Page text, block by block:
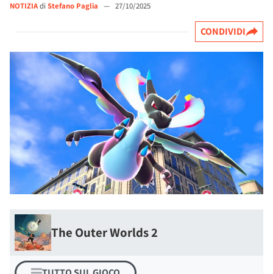
NOTIZIAdi Stefano Paglia — 27/10/2025
CONDIVIDI
The Outer Worlds 2